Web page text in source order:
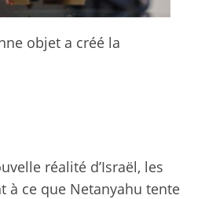
objet a créé la
réalité d’Israël, les
à ce que Netanyahu tente